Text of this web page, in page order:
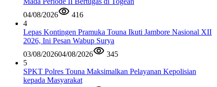
04/08/2026
416
4
Lepas Kontingen Pramuka Touna Ikuti Jambore Nasional XII
2026, Ini Pesan Wabup Surya
03/08/202604/08/2026
345
5
SPKT Polres Touna Maksimalkan Pelayanan Kepolisian
kepada Masyarakat